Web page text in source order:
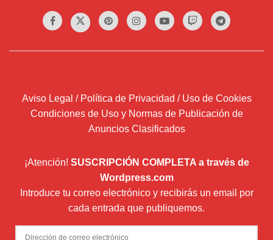
Aviso Legal / Política de Privacidad / Uso de Cookies
Condiciones de Uso y Normas de Publicación de
Anuncios Clasificados
¡Atención! SUSCRIPCIÓN COMPLETA a través de
Wordpress.com
Introduce tu correo electrónico y recibirás un email por
cada entrada que publiquemos.
Dirección